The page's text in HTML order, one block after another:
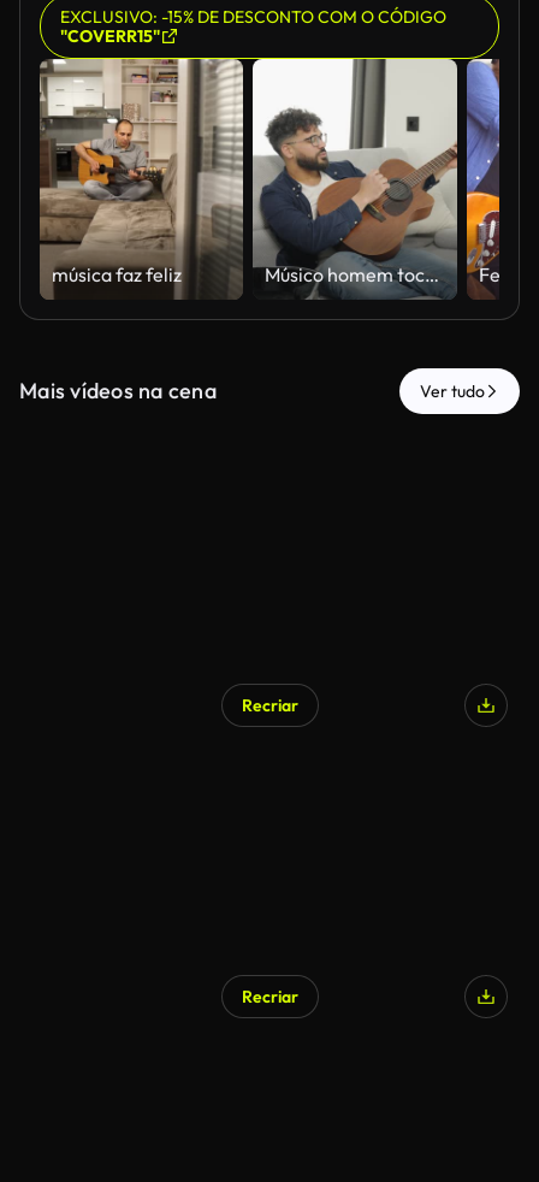
EXCLUSIVO: -15% DE DESCONTO COM O CÓDIGO
"COVERR15"
música faz feliz Músico homem tocando violão em casa
Mais vídeos na cena Ver tudo
Recriar
Recriar